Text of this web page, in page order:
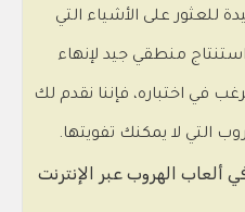
للعثور على الأشياء التي
منطقي جيد لإنهاء
في اختباره، فإننا نقدم لك
التي لا يمكنك تفويتها.
ألعاب الهروب عبر الإنترنت